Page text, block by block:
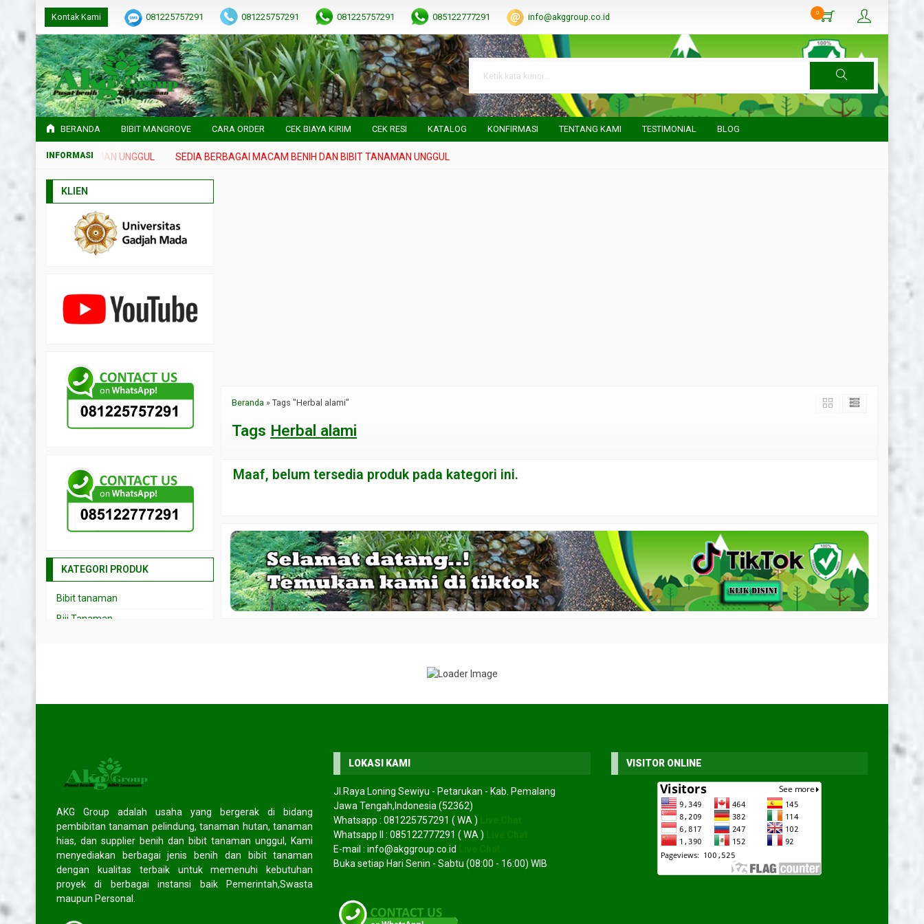
Kontak Kami 081225757291 081225757291 081225757291 085122777291 info@akggroup.co.id 0
BERANDA BIBIT MANGROVE CARA ORDER CEK BIAYA KIRIM CEK RESI KATALOG KONFIRMASI TENTANG KAMI TESTIMONIAL BLOG
DAN BIBIT TANAMAN UNGGUL SEDIA BERBAGAI MACAM BENIH DAN BIBIT TANAMAN UNGGUL
Beranda »Tags "Herbal alami"
Tags Herbal alami
Maaf, belum tersedia produk pada kategori ini.
KLIEN
KATEGORI PRODUK
Bibit tanaman
Biji Tanaman
Instagram
instagram.com/akg_group
HOT ITEM!
Jual biji mb lokal
*Harga Hubungi CS
Tersedia
Jual bibit cemara laut
*Harga Hubungi CS
Tersedia
Jual bibit tabebuya
kuning
*Harga Hubungi CS
AKG Group adalah usaha yang bergerak di bidang
pembibitan tanaman pelindung, tanaman hutan, tanaman
hias, dan supplier benih dan bibit tanaman unggul, Kami
menyediakan berbagai jenis benih dan bibit tanaman
dengan kualitas terbaik untuk memenuhi kebutuhan
proyek di berbagai instansi baik Pemerintah,Swasta
maupun Personal.
LOKASI KAMI
Jl.Raya Loning Sewiyu - Petarukan - Kab. Pemalang
Jawa Tengah,Indonesia (52362)
Whatsapp :081225757291 ( WA )
Whatsapp II :085122777291 ( WA )
E-mail :info@akggroup.co.id
Buka setiap Hari Senin - Sabtu (08:00 - 16:00) WIB
VISITOR ONLINE